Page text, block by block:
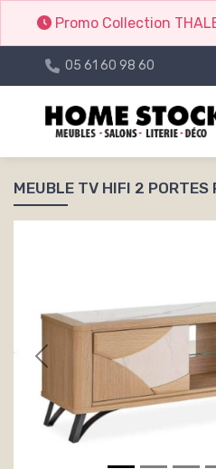
Promo Collection
05 61 60 98 60
MEUBLE TV HIFI 2 PORTES